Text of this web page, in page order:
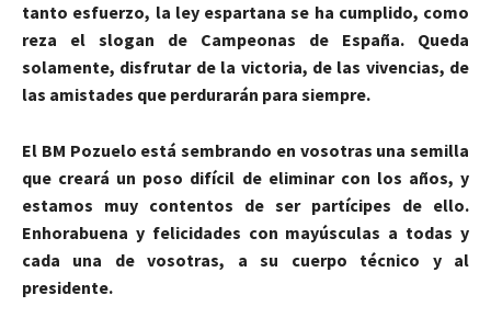
tanto esfuerzo, la ley espartana se ha cumplido, como
reza el slogan de Campeonas de España. Queda
solamente, disfrutar de la victoria, de las vivencias, de
las amistades que perdurarán para siempre.
El BM Pozuelo está sembrando en vosotras una semilla
que creará un poso difícil de eliminar con los años, y
estamos muy contentos de ser partícipes de ello.
Enhorabuena y felicidades con mayúsculas a todas y
cada una de vosotras, a su cuerpo técnico y al
presidente.